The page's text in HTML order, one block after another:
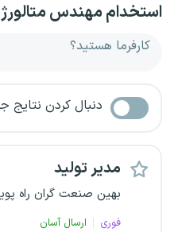
استخدام مهندس
کارفرما هستید؟
دنبال کردن نتایج
مدیر تولید
بهین صنعت گران راه
فوری
ارسال آسان